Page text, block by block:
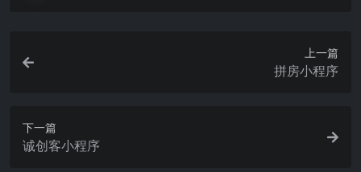
上一篇
拼房小程序
下一篇
诚创客小程序